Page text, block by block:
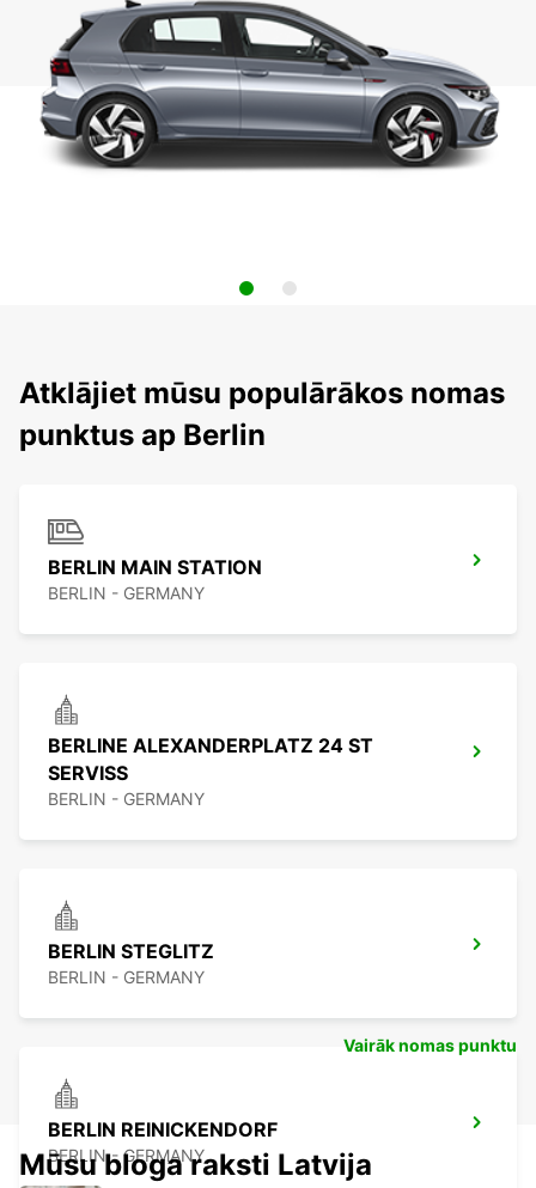
Atklājiet mūsu populārākos nomas
punktus ap Berlin
BERLIN MAIN STATION
BERLIN - GERMANY
BERLINE ALEXANDERPLATZ 24 ST
SERVISS
BERLIN - GERMANY
BERLIN STEGLITZ
BERLIN - GERMANY
BERLIN REINICKENDORF
BERLIN - GERMANY
Vairāk nomas punktu
Mūsu bloga raksti Latvija